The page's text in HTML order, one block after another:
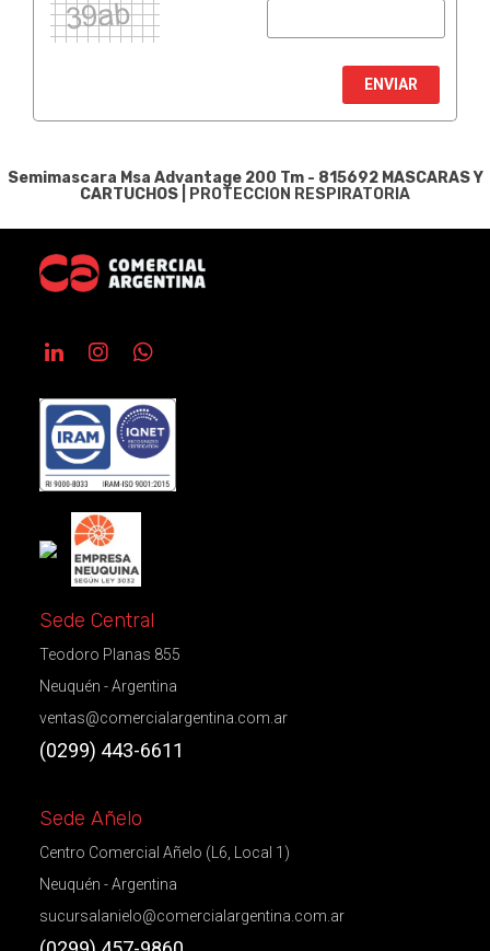
ENVIAR
Semimascara Msa Advantage 200 Tm - 815692 MASCARAS Y
CARTUCHOS
PROTECCION RESPIRATORIA
Sede Central
Teodoro Planas 855
Neuquén - Argentina
ventas@comercialargentina.com.ar
(0299) 443-6611
Sede Añelo
Centro Comercial Añelo (L6, Local 1)
Neuquén - Argentina
sucursalanielo@comercialargentina.com.ar